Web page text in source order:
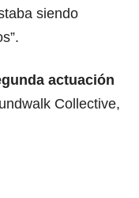
siendo
actuación
Collective,